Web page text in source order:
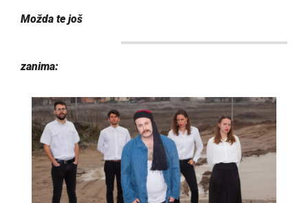
Možda te još
zanima: